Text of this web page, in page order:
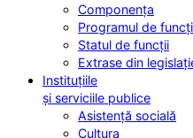
Componența
Programul de
Statul de funcții
Extrase din
Instituțiile
și serviciile publice
Asistență socială
Cultura